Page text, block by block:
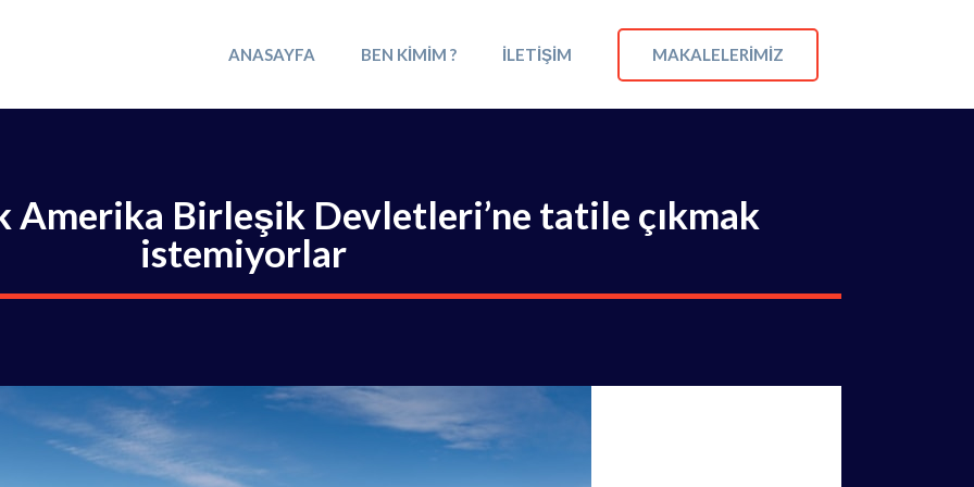
ANASAYFA BEN KIMIM ? İLETIŞIM MAKALELERIMIZ
Amerika Birleşik Devletleri’ne tatile çıkmak
istemiyorlar